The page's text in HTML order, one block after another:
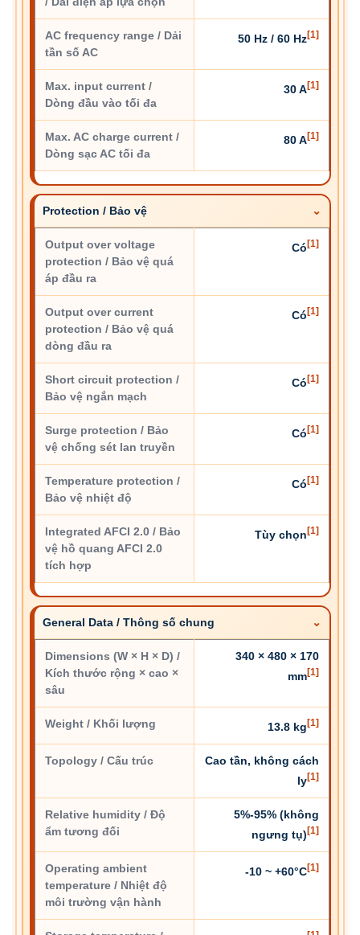
AC frequency range / Dải
tần số AC
50 Hz / 60 Hz[1]
Max. input current /
Dòng đầu vào tối đa
30 A[1]
Max. AC charge current /
Dòng sạc AC tối đa
80 A[1]
Protection / Bảo vệ
Output over voltage
protection / Bảo vệ quá
áp đầu ra
Có [1]
Output over current
protection / Bảo vệ quá
dòng đầu ra
Có [1]
Short circuit protection /
Bảo vệ ngắn mạch
Có [1]
Surge protection / Bảo
vệ chống sét lan truyền
Có [1]
Temperature protection /
Bảo vệ nhiệt độ
Có [1]
Integrated AFCI 2.0 / Bảo
vệ hồ quang AFCI 2.0
tích hợp
Tùy chọn [1]
General Data / Thông số chung
Dimensions (W × H × D) /
Kích thước rộng × cao ×
sâu
340 × 480 × 170
mm[1]
Weight / Khối lượng 13.8 kg [1]
Topology / Cấu trúc
Cao tần, không cách
ly[1]
Relative humidity / Độ
ẩm tương đối
5%-95% (không
ngưng tụ) [1]
Operating ambient
temperature / Nhiệt độ
môi trường vận hành
-10 ~ +60°C[1]